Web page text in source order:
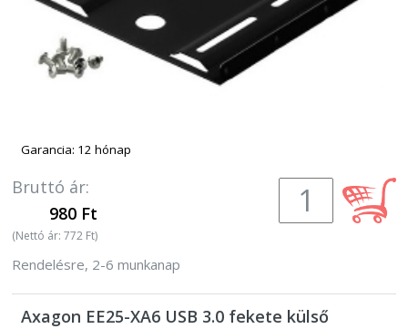
Garancia: 12 hónap
Bruttó ár:
980 Ft
(Nettó ár: 772 Ft)
Rendelésre, 2-6 munkanap
Axagon EE25-XA6 USB 3.0 fekete külső